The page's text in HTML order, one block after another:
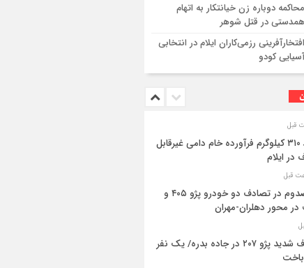
محاکمه دوباره زن خیانتکار به اتهام
همدستی در قتل شوهر
افتخارآفرینی رزمی‌کاران ایلام در انتخابی
آسیایی کودو
ضبط ۳۱۰ کیلوگرم فرآورده خام دامی غیرقابل
در ایلام
۳ مصدوم در تصادف دو خودرو پژو ۴۰۵ و
در محور دهلران-مهران
انحراف شدید پژو ۲۰۷ در جاده بدره/ یک نفر